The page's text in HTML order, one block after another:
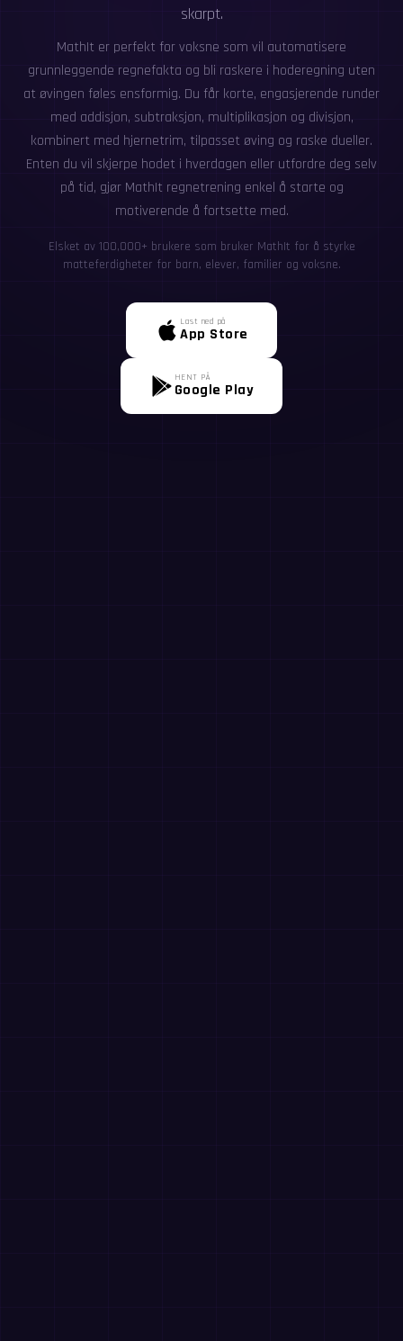
skarpt.
MathIt er perfekt for voksne som vil automatisere
grunnleggende regnefakta og bli raskere i hoderegning uten
at øvingen føles ensformig. Du får korte, engasjerende runder
med addisjon, subtraksjon, multiplikasjon og divisjon,
kombinert med hjernetrim, tilpasset øving og raske dueller.
Enten du vil skjerpe hodet i hverdagen eller utfordre deg selv
på tid, gjør MathIt regnetrening enkel å starte og
motiverende å fortsette med.
Elsket av 100,000+ brukere som bruker MathIt for å styrke
matteferdigheter for barn, elever, familier og voksne.
Last ned på
App Store
HENT PÅ
Google Play